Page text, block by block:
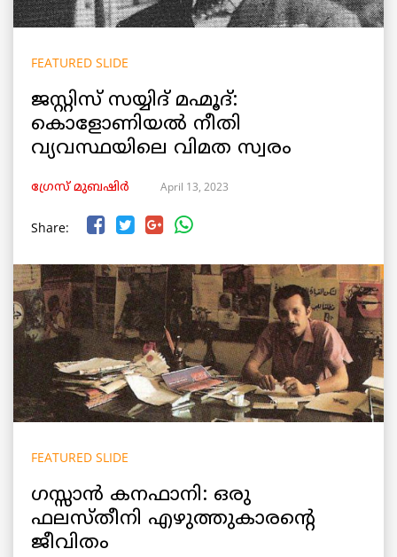
FEATURED SLIDE
ജസ്റ്റിസ് സയ്യിദ് മഹ്മൂദ്:
കൊളോണിയൽ നീതി
വ്യവസ്ഥയിലെ വിമത സ്വരം
ഗ്രേസ് മുബഷിർ April 13, 2023
Share:
FEATURED SLIDE
ഗസ്സാൻ കനഫാനി: ഒരു
ഫലസ്തീനി എഴുത്തുകാരന്റെ
ജീവിതം